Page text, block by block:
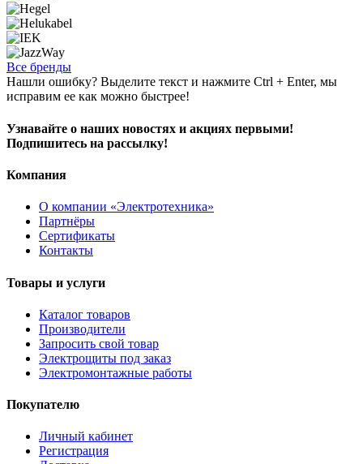
Все бренды
Нашли ошибку? Выделите текст и нажмите Ctrl + Enter, мы
исправим ее как можно быстрее!
Узнавайте о наших новостях и акциях первыми!
Подпишитесь на рассылку!
Компания
О компании «Электротехника»
Партнёры
Сертификаты
Контакты
Товары и услуги
Каталог товаров
Производители
Запросить свой товар
Электрощиты под заказ
Электромонтажные работы
Покупателю
Личный кабинет
Регистрация